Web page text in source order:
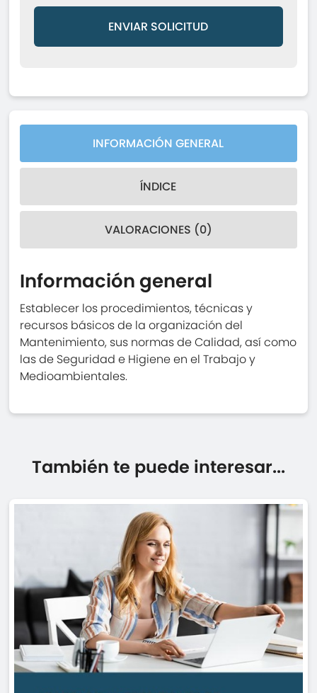
ENVIAR SOLICITUD
INFORMACIÓN GENERAL
ÍNDICE
VALORACIONES (0)
Información general
Establecer los procedimientos, técnicas y
recursos básicos de la organización del
Mantenimiento, sus normas de Calidad, así como
las de Seguridad e Higiene en el Trabajo y
Medioambientales.
También te puede interesar...